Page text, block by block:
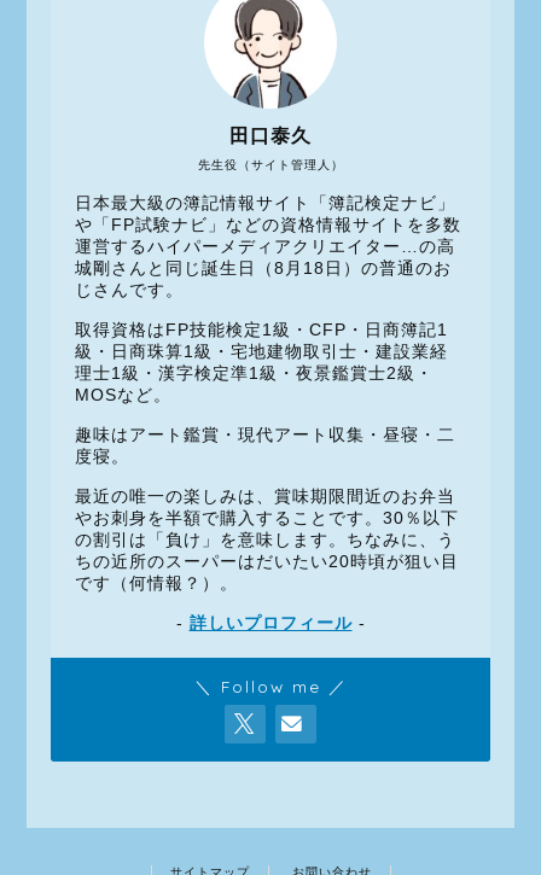
先生役（サイト管理人）
田口泰久
日本最大級の簿記情報サイト「簿記検定ナビ」
や「FP試験ナビ」などの資格情報サイトを多数
運営するハイパーメディアクリエイター…の高
城剛さんと同じ誕生日（8月18日）の普通のお
じさんです。
取得資格はFP技能検定1級・CFP・日商簿記1
級・日商珠算1級・宅地建物取引士・建設業経
理士1級・漢字検定準1級・夜景鑑賞士2級・
MOSなど。
趣味はアート鑑賞・現代アート収集・昼寝・二
度寝。
最近の唯一の楽しみは、賞味期限間近のお弁当
やお刺身を半額で購入することです。30％以下
の割引は「負け」を意味します。ちなみに、う
ちの近所のスーパーはだいたい20時頃が狙い目
です（何情報？）。
- 詳しいプロフィール-
＼ Follow me ／
サイトマップ お問い合わせ